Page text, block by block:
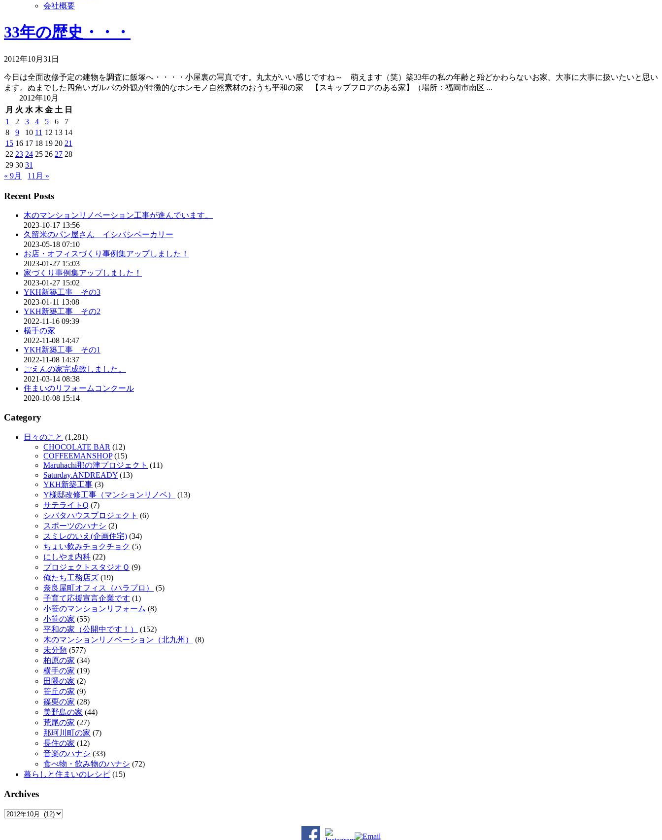
会社概要
33年の歴史・・・
2012年10月31日
今日は全面改修予定の建物を調査に飯塚へ・・・・小屋裏の写真です。丸太がいい感じですね～ 萌えます（笑）築33年の私の年齢と殆どかわらないお家。大事に大事に扱いたいと思い
ます。ぬまでした四角いガルバの外観が特徴的なホンモノ自然素材のおうち平和の家 【スキップフロアのある家】（場所：福岡市南区 ...
2012年10月
月 火 水 木 金 土 日
1
2 3 4 5 6
7
8
9 10 11 12 13 14
15 16 17 18 19 20 21
22 23 24 25 26 27 28
29 30 31
« 9月
11月 »
Recent Posts
木のマンションリノベーション工事が進んでいます。
2023-10-17 13:56
久留米のパン屋さん イシバシベーカリー
2023-05-18 07:10
お店・オフィスづくり事例集アップしました！
2023-01-27 15:03
家づくり事例集アップしました！
2023-01-27 15:02
YKH新築工事 その3
2023-01-11 13:08
YKH新築工事 その2
2022-11-16 09:39
横手の家
2022-11-08 14:47
YKH新築工事 その1
2022-11-08 14:37
ごえんの家完成致しました。
2021-03-14 08:38
住まいのリフォームコンクール
2020-10-08 15:14
Category
日々のこと (1,281)
CHOCOLATE BAR (12)
COFFEEMANSHOP(15)
Maruhachi那の津プロジェクト (11)
Saturday.ANDREADY (13)
YKH新築工事 (3)
Y様邸改修工事（マンションリノベ）
(13)
サテライトQ (7)
シバタハウスプロジェクト (6)
スポーツのハナシ (2)
スミレのいえ(企画住宅) (34)
ちょい飲みチョクチョク (5)
にしやま内科 (22)
プロジェクトスタジオＱ (9)
俺たち工務店ズ (19)
奈良屋町オフィス（ハラプロ）
(5)
子育て応援宣言企業です (1)
小笹のマンションリフォーム (8)
小笹の家 (55)
平和の家（公開中です！）
(152)
木のマンションリノベーション（北九州）
(8)
未分類 (577)
柏原の家 (34)
横手の家 (19)
田隈の家 (2)
笹丘の家 (9)
篠栗の家 (28)
美野島の家 (44)
荒尾の家 (27)
那珂川町の家 (7)
長住の家 (12)
音楽のハナシ (33)
食べ物・飲み物のハナシ (72)
暮らしと住まいのレシピ (15)
Archives
Archives